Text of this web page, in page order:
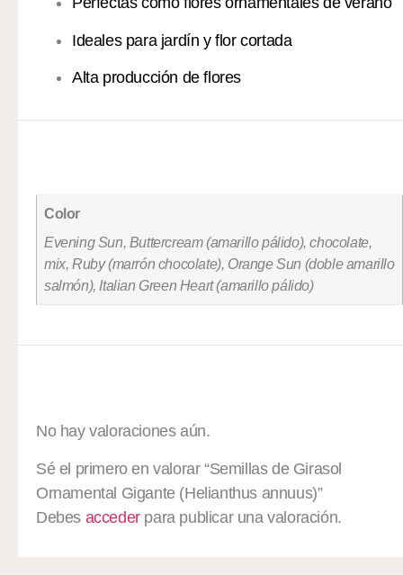
Ideales para jardín y flor cortada
Alta producción de flores
Color
Evening Sun, Buttercream (amarillo pálido), chocolate,
mix, Ruby (marrón chocolate), Orange Sun (doble amarillo
salmón), Italian Green Heart (amarillo pálido)
No hay valoraciones aún.
Sé el primero en valorar “Semillas de Girasol
Ornamental Gigante (Helianthus annuus)”
Debes accederpara publicar una valoración.